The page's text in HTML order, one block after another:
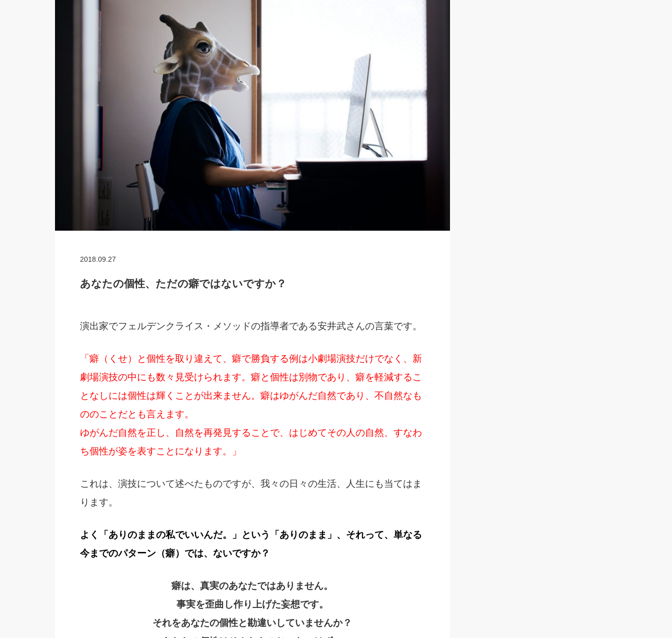
2018.09.27
あなたの個性、ただの癖ではないですか？
演出家でフェルデンクライス・メソッドの指導者である安井武さんの言葉です。
「癖（くせ）と個性を取り違えて、癖で勝負する例は小劇場演技だけでなく、新
劇場演技の中にも数々見受けられます。癖と個性は別物であり、癖を軽減するこ
となしには個性は輝くことが出来ません。癖はゆがんだ自然であり、不自然なも
ののことだとも言えます。
ゆがんだ自然を正し、自然を再発見することで、はじめてその人の自然、すなわ
ち個性が姿を表すことになります。」
これは、演技について述べたものですが、我々の日々の生活、人生にも当てはま
ります。
よく「ありのままの私でいいんだ。」という「ありのまま」、それって、単なる
今までのパターン（癖）では、ないですか？
癖は、真実のあなたではありません。
事実を歪曲し作り上げた妄想です。
それをあなたの個性と勘違いしていませんか？